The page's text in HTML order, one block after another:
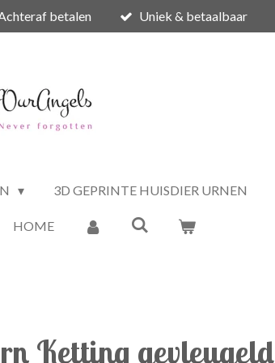
betalen Uniek & betaalbaar
3D GEPRINTE HUISDIER URNEN
HOME
Ketting gevleugeld